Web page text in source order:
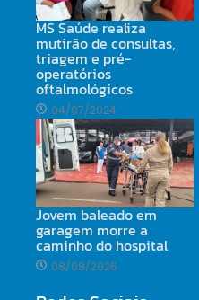
MS Saúde realiza
mutirão de consultas,
triagem e pré-
operatórios
oftalmológicos
04/07/2024
Jovem baleado em
garagem morre a
caminho do hospital
08/08/2026